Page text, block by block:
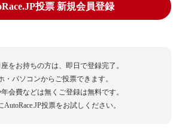
投票 新規会員登録
をお持ちの方は、即日で登録完了。
・パソコンからご投票できます。
会費などは無くご登録は無料です。
AutoRace.JP投票をお試しください。